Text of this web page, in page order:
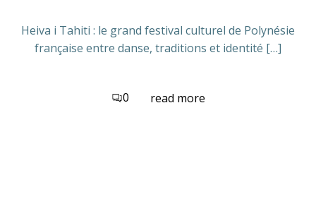
Heiva i Tahiti : le grand festival culturel de Polynésie
française entre danse, traditions et identité […]
0 read more